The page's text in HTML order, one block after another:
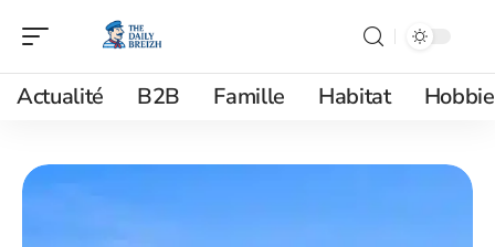
Actualité B2B Famille Habitat